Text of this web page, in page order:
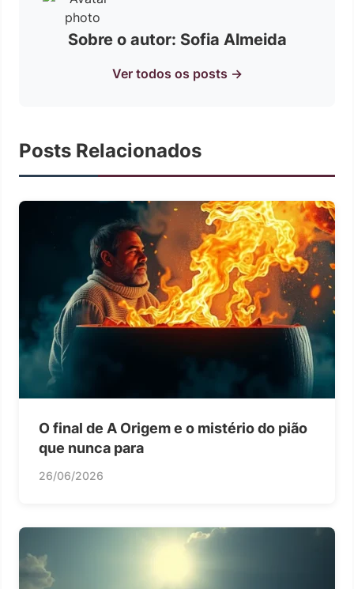
Sobre o autor: Sofia Almeida
Ver todos os posts →
Posts Relacionados
O final de A Origem e o mistério do pião
que nunca para
26/06/2026